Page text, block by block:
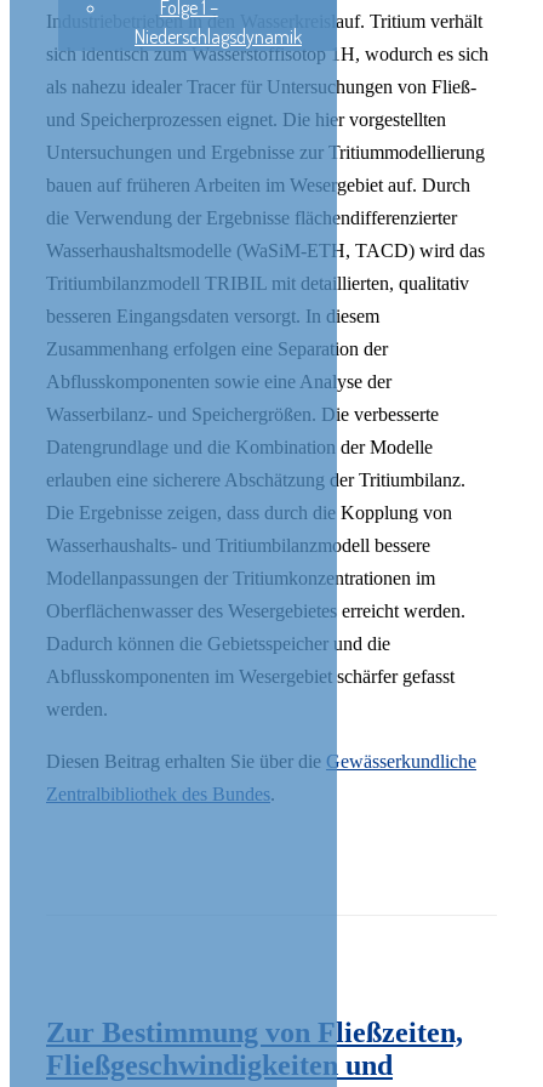
Industriebetrieben in den Wasserkreislauf. Tritium verhält
sich identisch zum Wasserstoffisotop 1H, wodurch es sich
als nahezu idealer Tracer für Untersuchungen von Fließ-
und Speicherprozessen eignet. Die hier vorgestellten
Untersuchungen und Ergebnisse zur Tritiummodellierung
bauen auf früheren Arbeiten im Wesergebiet auf. Durch
die Verwendung der Ergebnisse flächendifferenzierter
Wasserhaushaltsmodelle (WaSiM-ETH, TACD) wird das
Tritiumbilanzmodell TRIBIL mit detaillierten, qualitativ
besseren Eingangsdaten versorgt. In diesem
Zusammenhang erfolgen eine Separation der
Abflusskomponenten sowie eine Analyse der
Wasserbilanz- und Speichergrößen. Die verbesserte
Datengrundlage und die Kombination der Modelle
erlauben eine sicherere Abschätzung der Tritiumbilanz.
Die Ergebnisse zeigen, dass durch die Kopplung von
Wasserhaushalts- und Tritiumbilanzmodell bessere
Modellanpassungen der Tritiumkonzentrationen im
Oberflächenwasser des Wesergebietes erreicht werden.
Dadurch können die Gebietsspeicher und die
Abflusskomponenten im Wesergebiet schärfer gefasst
werden.
Diesen Beitrag erhalten Sie über die Gewässerkundliche
Zentralbibliothek des Bundes.
Zur Bestimmung von Fließzeiten,
Fließgeschwindigkeiten und
Folge 1 –
Niederschlagsdynamik